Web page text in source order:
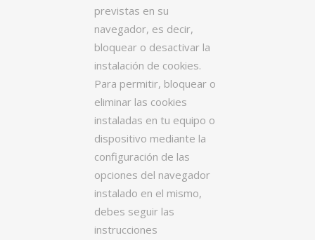
previstas en su
navegador, es decir,
bloquear o desactivar la
instalación de cookies.
Para permitir, bloquear o
eliminar las cookies
instaladas en tu equipo o
dispositivo mediante la
configuración de las
opciones del navegador
instalado en el mismo,
debes seguir las
instrucciones